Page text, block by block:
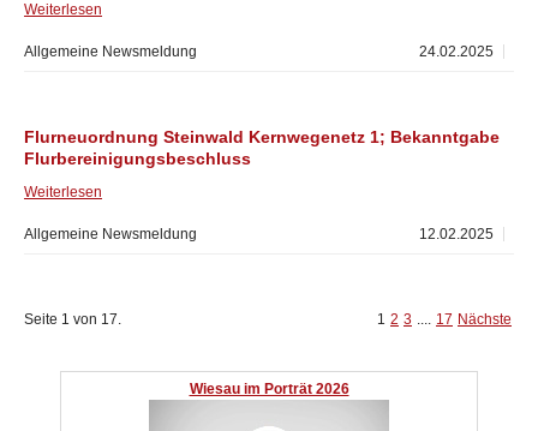
Weiterlesen
24.02.2025
Allgemeine Newsmeldung
Flurneuordnung Steinwald Kernwegenetz 1; Bekanntgabe
Flurbereinigungsbeschluss
Weiterlesen
12.02.2025
Allgemeine Newsmeldung
Seite 1 von 17. 1 2 3 .... 17 Nächste
Wiesau im Porträt 2026